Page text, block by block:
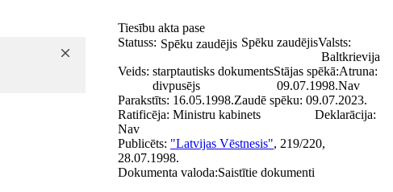
Tiesību akta pase
Statuss: Spēku zaudējis Spēku zaudējisValsts:
Baltkrievija
Veids: starptautisks dokuments
divpusējs
Stājas spēkā:
09.07.1998.
Parakstīts: 16.05.1998.Zaudē spēku: 09.07.2023.
Ratificēja: Ministru kabinets
Atruna:
Nav
Deklarācija:
Nav
Publicēts: "Latvijas Vēstnesis", 219/220,
28.07.1998.
Dokumenta valoda:Saistītie dokumenti